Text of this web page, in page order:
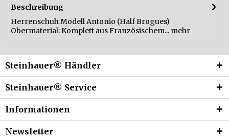
Beschreibung
Herrenschuh Modell Antonio (Half Brogues)
Obermaterial: Komplett aus Französischem... mehr
Steinhauer® Händler
Steinhauer® Service
Informationen
Newsletter